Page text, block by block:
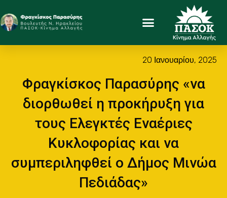
20 Ιανουαρίου, 2025
Φραγκίσκος Παρασύρης «να
διορθωθεί η προκήρυξη για
τους Ελεγκτές Εναέριες
Κυκλοφορίας και να
συμπεριληφθεί ο Δήμος Μινώα
Πεδιάδας»